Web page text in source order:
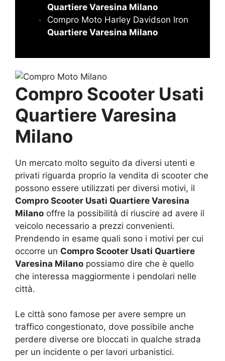
Quartiere Varesina Milano
Compro Moto Harley Davidson Iron
Quartiere Varesina Milano
Compro Scooter Usati
Quartiere Varesina
Milano
Un mercato molto seguito da diversi utenti e
privati riguarda proprio la vendita di scooter che
possono essere utilizzati per diversi motivi, il
Compro Scooter Usati Quartiere Varesina
Milano offre la possibilità di riuscire ad avere il
veicolo necessario a prezzi convenienti.
Prendendo in esame quali sono i motivi per cui
occorre un Compro Scooter Usati Quartiere
Varesina Milano possiamo dire che è quello
che interessa maggiormente i pendolari nelle
città.
Le città sono famose per avere sempre un
traffico congestionato, dove possibile anche
perdere diverse ore bloccati in qualche strada
per un incidente o per lavori urbanistici.